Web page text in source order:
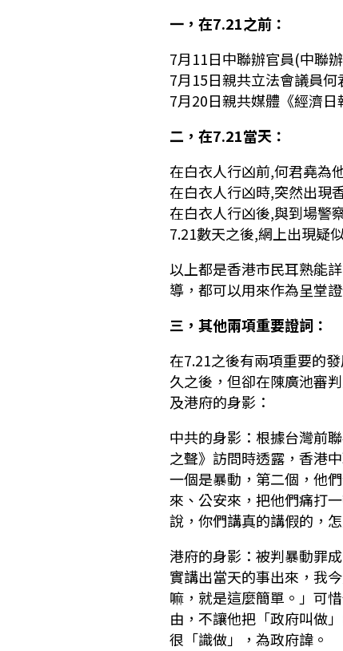
一，在7.21之前：
7月11日中聯辦官員(中聯
7月15日親共立法會議員
7月20日親共媒體《經濟
二，在7.21當天：
在白衣人行凶前,何君堯為
在白衣人行凶時,突然出現
在白衣人行凶後,與到場警
7.21數天之後,網上出現疑
以上都是香港市民耳熟能
導，都可以用來作為呈堂
三，其他兩項重要證詞：
在7.21之後有兩項重要的
久之後，但卻在陳廣池審
及港府的身影：
中共的身影：根據台灣前
之聲》訪問時透露，香港
一個是暴動，第二個，他
來、公安來，把他們痛打
說，你們講真的講假的，
港府的身影：被判暴動罪
實講出當天的事出來，我
嘛，就是這麼簡單。」可
由，不讓他把「政府叫做
很「識做」，為政府諱。